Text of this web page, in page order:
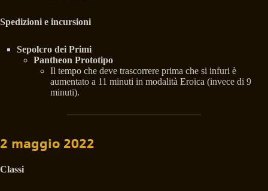
Spedizioni e incursioni
Sepolcro dei Primi
Pantheon Prototipo
Il tempo che deve trascorrere prima che si infuri è
aumentato a 11 minuti in modalità Eroica (invece di 9
minuti).
2 maggio 2022
Classi